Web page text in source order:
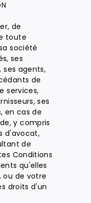
de
toute
société
ses
ses agents,
de
services,
ses
en cas de
y compris
d'avocat,
de
Conditions
qu'elles
ou de votre
droits d'un